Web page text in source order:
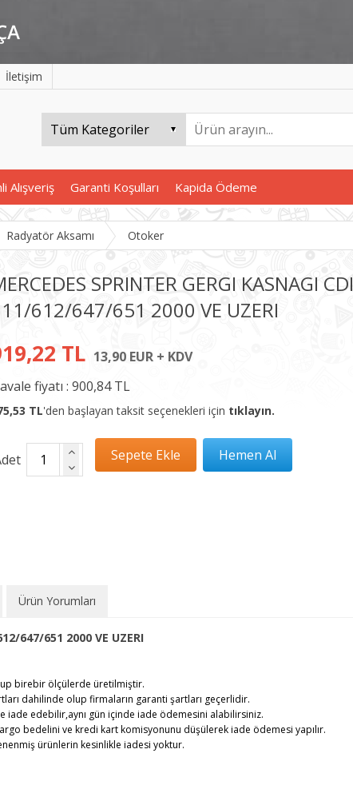
İletişim
Alışveriş Garanti Koşulları Kapida Ödeme
Radyatör Aksamı Otoker
SPRINTER GERGI KASNAGI CDI
612/647/651 2000 VE UZERI
TL 13,90 EUR + KDV
fiyatı : 900,84 TL
TL'den başlayan taksit seçenekleri için tıklayın.
Ürün Yorumları
647/651 2000 VE UZERI
birebir ölçülerde üretilmiştir.
dahilinde olup firmaların garanti şartları geçerlidir.
iade edebilir,aynı gün içinde iade ödemesini alabilirsiniz.
bedelini ve kredi kart komisyonunu düşülerek iade ödemesi yapılır.
ürünlerin kesinlikle iadesi yoktur.